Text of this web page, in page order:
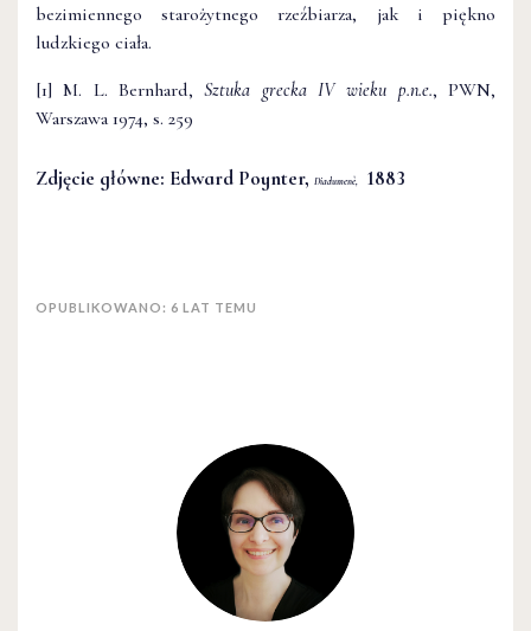
bezimiennego starożytnego rzeźbiarza, jak i piękno
ludzkiego ciała.
[1] M. L. Bernhard,Sztuka grecka IV wieku p.n.e., PWN,
Warszawa 1974, s. 259
Zdjęcie główne: Edward Poynter, Diadumenè, 1883
OPUBLIKOWANO: 6 LAT TEMU